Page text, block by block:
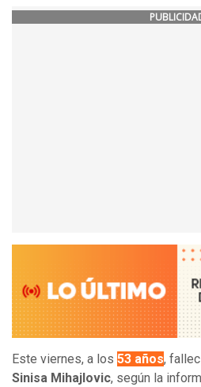
Este viernes, a los 53 años,
Sinisa Mihajlovic, según la